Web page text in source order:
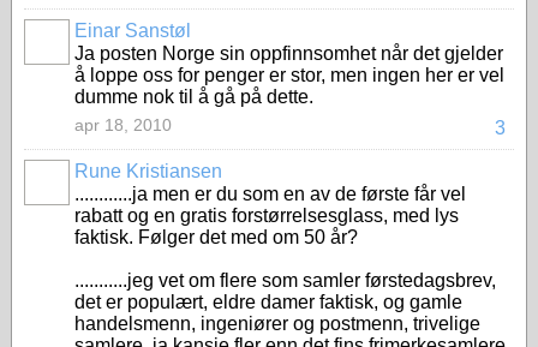
Einar Sanstøl
Ja posten Norge sin oppfinnsomhet når det gjelder
å loppe oss for penger er stor, men ingen her er vel
dumme nok til å gå på dette.
3
apr 18, 2010
Rune Kristiansen
............ja men er du som en av de første får vel
rabatt og en gratis forstørrelsesglass, med lys
faktisk. Følger det med om 50 år?
...........jeg vet om flere som samler førstedagsbrev,
det er populært, eldre damer faktisk, og gamle
handelsmenn, ingeniører og postmenn, trivelige